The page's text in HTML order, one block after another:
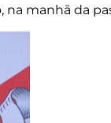
manhã da